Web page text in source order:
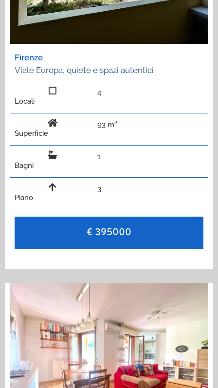
Firenze
Viale Europa, quiete e spazi autentici
Locali
4
Superficie
93 m²
Bagni
1
Piano
3
€ 395000